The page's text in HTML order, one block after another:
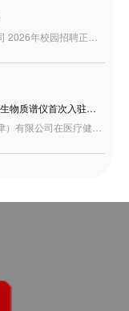
喜报！一季度狂揽500万迎“开门红”，东西分析微生物质谱仪首次入驻天津疾控！